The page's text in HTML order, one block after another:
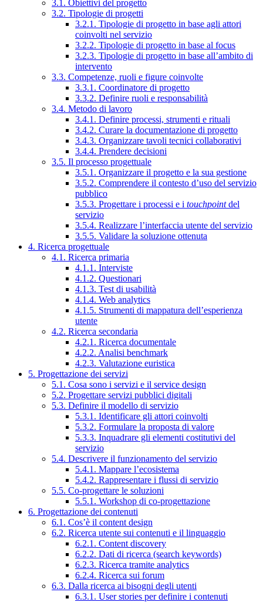
3.1. Obiettivi del progetto
3.2. Tipologie di progetti
3.2.1. Tipologie di progetto in base agli attori
coinvolti nel servizio
3.2.2. Tipologie di progetto in base al focus
3.2.3. Tipologie di progetto in base all’ambito di
intervento
3.3. Competenze, ruoli e figure coinvolte
3.3.1. Coordinatore di progetto
3.3.2. Definire ruoli e responsabilità
3.4. Metodo di lavoro
3.4.1. Definire processi, strumenti e rituali
3.4.2. Curare la documentazione di progetto
3.4.3. Organizzare tavoli tecnici collaborativi
3.4.4. Prendere decisioni
3.5. Il processo progettuale
3.5.1. Organizzare il progetto e la sua gestione
3.5.2. Comprendere il contesto d’uso del servizio
pubblico
3.5.3. Progettare i processi e i touchpointdel
servizio
3.5.4. Realizzare l’interfaccia utente del servizio
3.5.5. Validare la soluzione ottenuta
4. Ricerca progettuale
4.1. Ricerca primaria
4.1.1. Interviste
4.1.2. Questionari
4.1.3. Test di usabilità
4.1.4. Web analytics
4.1.5. Strumenti di mappatura dell’esperienza
utente
4.2. Ricerca secondaria
4.2.1. Ricerca documentale
4.2.2. Analisi benchmark
4.2.3. Valutazione euristica
5. Progettazione dei servizi
5.1. Cosa sono i servizi e il service design
5.2. Progettare servizi pubblici digitali
5.3. Definire il modello di servizio
5.3.1. Identificare gli attori coinvolti
5.3.2. Formulare la proposta di valore
5.3.3. Inquadrare gli elementi costitutivi del
servizio
5.4. Descrivere il funzionamento del servizio
5.4.1. Mappare l’ecosistema
5.4.2. Rappresentare i flussi di servizio
5.5. Co-progettare le soluzioni
5.5.1. Workshop di co-progettazione
6. Progettazione dei contenuti
6.1. Cos’è il content design
6.2. Ricerca utente sui contenuti e il linguaggio
6.2.1. Content discovery
6.2.2. Dati di ricerca (search keywords)
6.2.3. Ricerca tramite analytics
6.2.4. Ricerca sui forum
6.3. Dalla ricerca ai bisogni degli utenti
6.3.1. User stories per definire i contenuti